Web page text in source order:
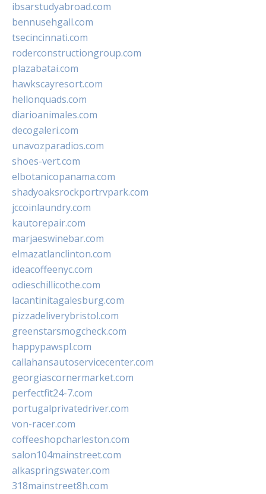
ibsarstudyabroad.com
bennusehgall.com
tsecincinnati.com
roderconstructiongroup.com
plazabatai.com
hawkscayresort.com
hellonquads.com
diarioanimales.com
decogaleri.com
unavozparadios.com
shoes-vert.com
elbotanicopanama.com
shadyoaksrockportrvpark.com
jccoinlaundry.com
kautorepair.com
marjaeswinebar.com
elmazatlanclinton.com
ideacoffeenyc.com
odieschillicothe.com
lacantinitagalesburg.com
pizzadeliverybristol.com
greenstarsmogcheck.com
happypawspl.com
callahansautoservicecenter.com
georgiascornermarket.com
perfectfit24-7.com
portugalprivatedriver.com
von-racer.com
coffeeshopcharleston.com
salon104mainstreet.com
alkaspringswater.com
318mainstreet8h.com